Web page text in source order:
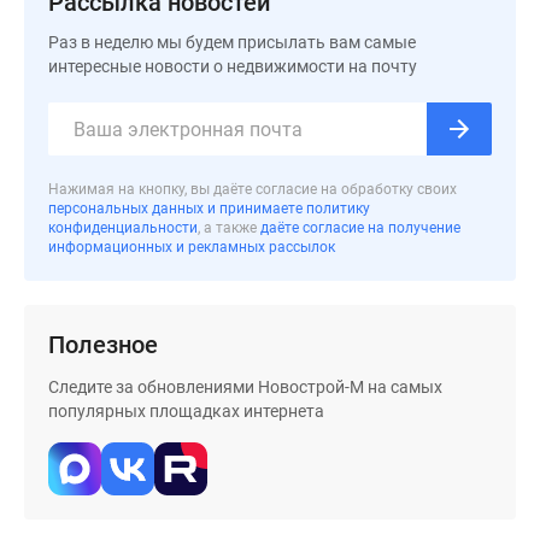
коттеджи
Новой
Москве
Готовые
Строящиеся
поселки
Коттеджные
поселки
Раз в неделю мы будем присылать вам самые
интересные новости о недвижимости на почту
Нажимая на кнопку, вы даёте согласие на обработку своих
персональных данных и принимаете политику
конфиденциальности, а также даёте согласие на получение
информационных и рекламных рассылок
Полезное
Следите за обновлениями Новострой-М на самых
популярных площадках интернета